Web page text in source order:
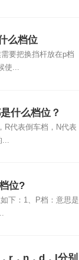
么档位
要把换挡杆放在p档
使...
什么档位？
R代表倒车档，N代表
...
位?
下：1、P档：意思是